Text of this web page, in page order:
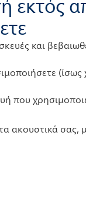
εκτός
και
(ίσως
που
ακουστικά σας,